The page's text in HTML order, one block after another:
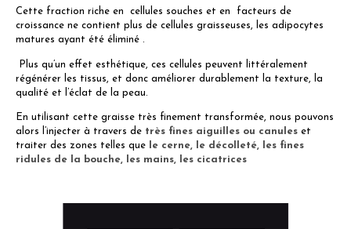
Cette fraction riche en cellules souches et en facteurs de
croissance ne contient plus de cellules graisseuses, les adipocytes
matures ayant été éliminé .
Plus qu’un effet esthétique, ces cellules peuvent littéralement
régénérer les tissus, et donc améliorer durablement la texture, la
qualité et l’éclat de la peau.
En utilisant cette graisse très finement transformée, nous pouvons
alors l’injecter à travers de très fines aiguilles ou canules et
traiter des zones telles que
le cerne, le décolleté, les fines
ridules de la bouche, les mains, les cicatrices